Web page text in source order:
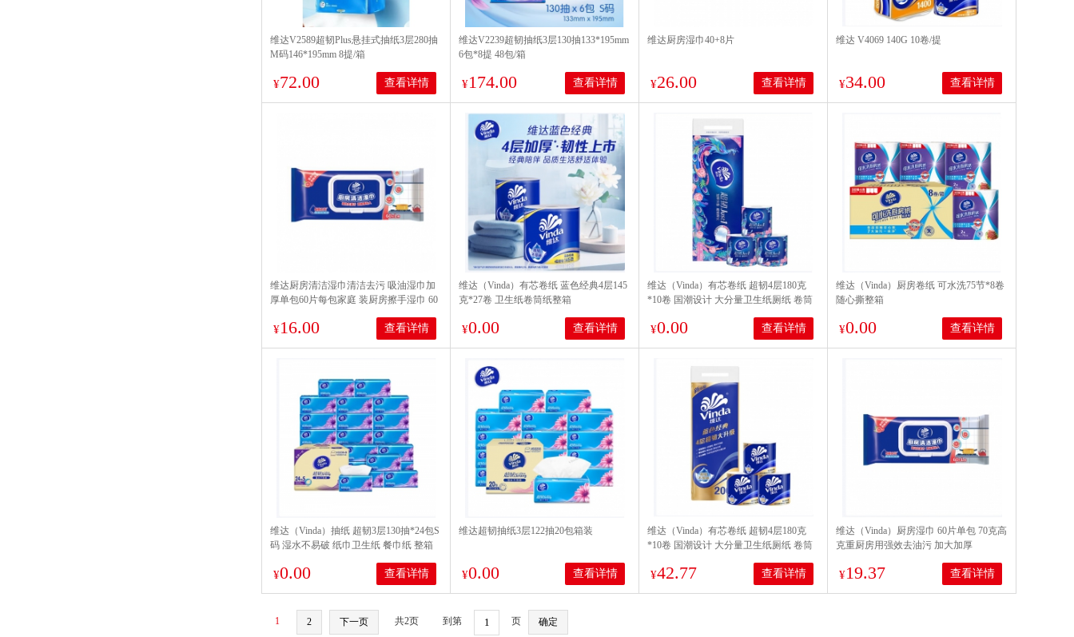
维达V2589超韧Plus悬挂式抽纸3层280抽
M码146*195mm 8提/箱
¥72.00 查看详情
维达V2239超韧抽纸3层130抽133*195mm
6包*8提 48包/箱
¥174.00 查看详情
维达厨房湿巾40+8片
¥26.00 查看详情
维达 V4069 140G 10卷/提
¥34.00 查看详情
维达厨房清洁湿巾清洁去污 吸油湿巾加
厚单包60片每包家庭 装厨房擦手湿巾 60
¥16.00 查看详情
维达（Vinda）有芯卷纸 蓝色经典4层145
克*27卷 卫生纸卷筒纸整箱
¥0.00 查看详情
维达（Vinda）有芯卷纸 超韧4层180克
*10卷 国潮设计 大分量卫生纸厕纸 卷筒
¥0.00 查看详情
维达（Vinda）厨房卷纸 可水洗75节*8卷
随心撕整箱
¥0.00 查看详情
维达（Vinda）抽纸 超韧3层130抽*24包S
码 湿水不易破 纸巾卫生纸 餐巾纸 整箱
¥0.00 查看详情
维达超韧抽纸3层122抽20包箱装
¥0.00 查看详情
维达（Vinda）有芯卷纸 超韧4层180克
*10卷 国潮设计 大分量卫生纸厕纸 卷筒
¥42.77 查看详情
维达（Vinda）厨房湿巾 60片单包 70克高
克重厨房用强效去油污 加大加厚
¥19.37 查看详情
1 2 下一页 共2页 到第 页 确定